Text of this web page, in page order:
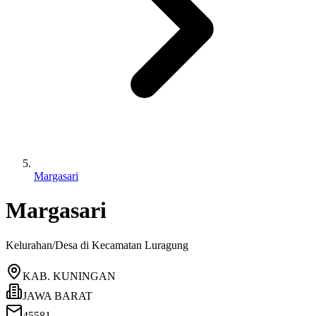
Margasari
Margasari
Kelurahan/Desa di Kecamatan Luragung
KAB. KUNINGAN
JAWA BARAT